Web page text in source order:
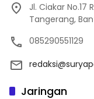
Jl. Ciakar No.17
Tangerang,
085290551129
Jaringan